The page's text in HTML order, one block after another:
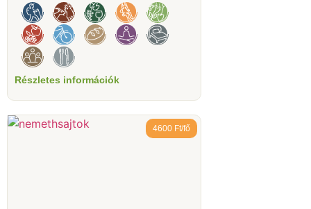
Részletes információk
4600 Ft/fő